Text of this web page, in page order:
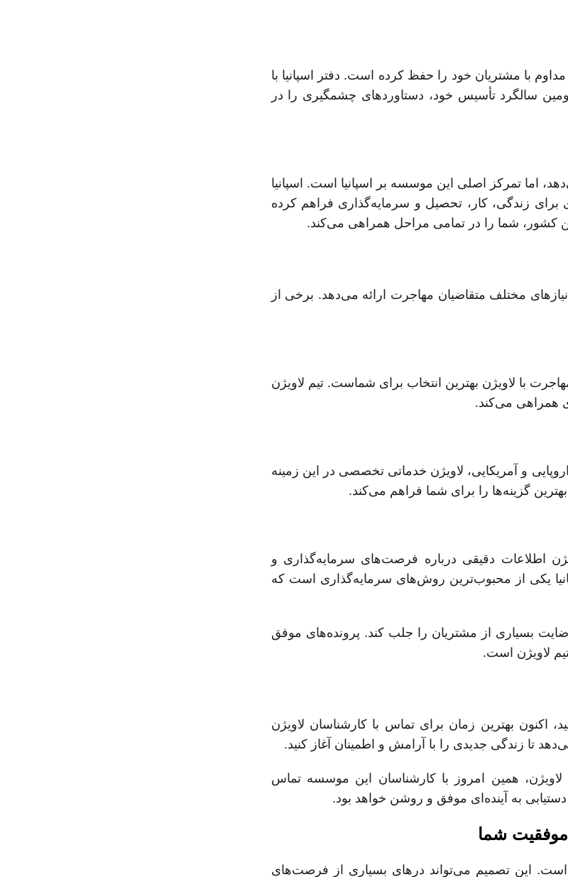
مداوم با مشتریان خود را حفظ کرده است. دفتر اسپانیا با
سومین سالگرد تأسیس خود، دستاوردهای چشمگیری را در
اما تمرکز اصلی این موسسه بر اسپانیا است. اسپانیا
زندگی، کار، تحصیل و سرمایه‌گذاری فراهم کرده
کشور، شما را در تمامی مراحل همراهی می‌کند.
مختلف متقاضیان مهاجرت ارائه می‌دهد. برخی از
با لاویژن بهترین انتخاب برای شماست. تیم لاویژن
همراهی می‌کند.
و آمریکایی، لاویژن خدماتی تخصصی در این زمینه
گزینه‌ها را برای شما فراهم می‌کند.
اطلاعات دقیقی درباره فرصت‌های سرمایه‌گذاری و
یکی از محبوب‌ترین روش‌های سرمایه‌گذاری است که
بسیاری از مشتریان را جلب کند. پرونده‌های موفق
لاویژن است.
اکنون بهترین زمان برای تماس با کارشناسان لاویژن
تا زندگی جدیدی را با آرامش و اطمینان آغاز کنید.
همین امروز با کارشناسان این موسسه تماس
به آینده‌ای موفق و روشن خواهد بود.
موفقیت شما
این تصمیم می‌تواند درهای بسیاری از فرصت‌های